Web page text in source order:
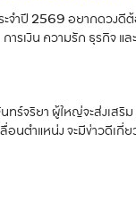
จำปี 2569 อยากดวงดี
รเงิน ความรัก ธุรกิจ และ
ร์จริยา ผู้ใหญ่จะส่งเสริ
อนตำแหน่ง จะมีข่าวดีเ